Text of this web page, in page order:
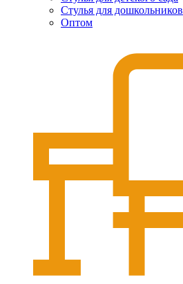
Стулья для дошкольников
Оптом